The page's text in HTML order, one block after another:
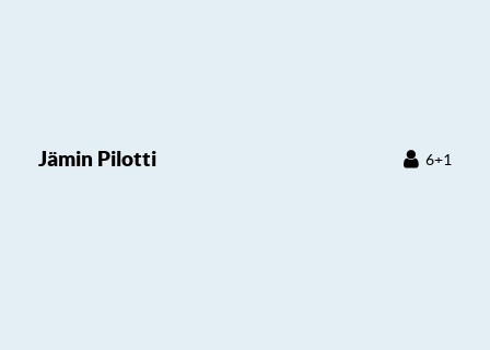
Jämin Pilotti 6+1